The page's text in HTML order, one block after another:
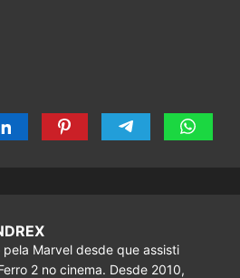
pela Marvel desde que assisti
2 no cinema. Desde 2010,